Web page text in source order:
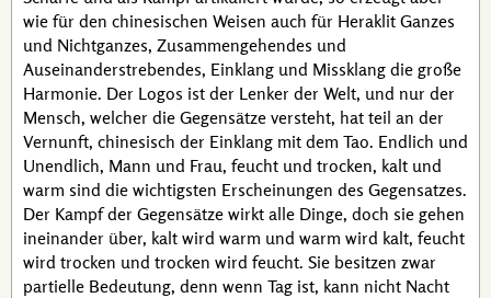
wie für den chinesischen Weisen auch für Heraklit Ganzes
und Nichtganzes, Zusammengehendes und
Auseinanderstrebendes, Einklang und Missklang die große
Harmonie. Der Logos ist der Lenker der Welt, und nur der
Mensch, welcher die Gegensätze versteht, hat teil an der
Vernunft, chinesisch der Einklang mit dem Tao. Endlich und
Unendlich, Mann und Frau, feucht und trocken, kalt und
warm sind die wichtigsten Erscheinungen des Gegensatzes.
Der Kampf der Gegensätze wirkt alle Dinge, doch sie gehen
ineinander über, kalt wird warm und warm wird kalt, feucht
wird trocken und trocken wird feucht. Sie besitzen zwar
partielle Bedeutung, denn wenn Tag ist, kann nicht Nacht